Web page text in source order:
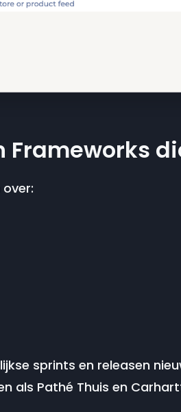
Frameworks
sprints en releasen
als Pathé Thuis en